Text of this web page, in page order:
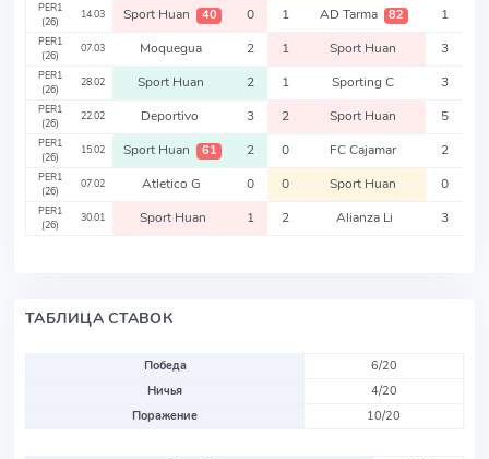
PER1
(26)
14.03 Sport Huan 40 0 1 AD Tarma 82 1
PER1
(26)
07.03 Moquegua 2 1 Sport Huan 3
PER1
(26)
28.02 Sport Huan 2 1 Sporting C 3
PER1
(26)
22.02 Deportivo 3 2 Sport Huan 5
PER1
(26)
15.02 Sport Huan 61 2 0 FC Cajamar 2
PER1
(26)
07.02 Atletico G 0 0 Sport Huan 0
PER1
(26)
30.01 Sport Huan 1 2 Alianza Li 3
ТАБЛИЦА СТАВОК
Победа
6/20
Ничья
4/20
Поражение
10/20